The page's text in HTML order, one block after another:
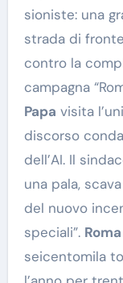
sioniste: una
strada di
contro la
campagna
Papa visita
discorso
dell’AI. Il
una pala,
del nuovo
speciali”. Roma
seicentomila